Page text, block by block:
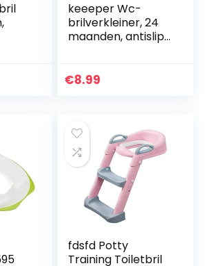
keeeper Wc-
brilverkleiner, 24
maanden, antislip,
€8.99
fdsfd Potty
Training Toiletbril